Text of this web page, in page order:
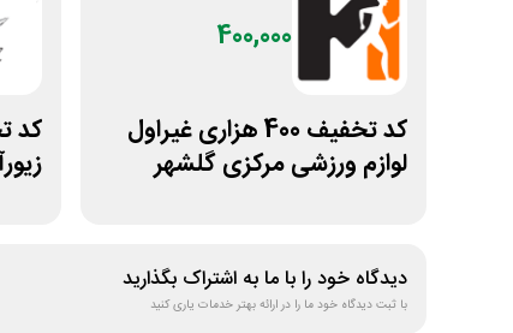
400,000
کد تخفیف 400 هزاری غیراول
لوازم ورزشی مرکزی گلشهر
دیدگاه خود را با ما به اشتراک بگذارید
با ثبت دیدگاه خود ما را در ارائه بهتر خدمات یاری کنید